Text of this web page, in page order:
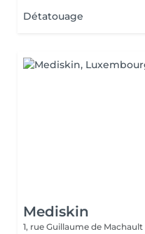
Détatouage
Mediskin
1, rue Guillaume de Machault